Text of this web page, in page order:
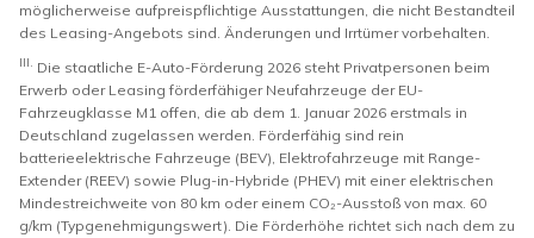
möglicherweise aufpreispflichtige Ausstattungen, die nicht Bestandteil
des Leasing-Angebots sind. Änderungen und Irrtümer vorbehalten.
III. Die staatliche E-Auto-Förderung 2026 steht Privatpersonen beim
Erwerb oder Leasing förderfähiger Neufahrzeuge der EU-
Fahrzeugklasse M1 offen, die ab dem 1. Januar 2026 erstmals in
Deutschland zugelassen werden. Förderfähig sind rein
batterieelektrische Fahrzeuge (BEV), Elektrofahrzeuge mit Range-
Extender (REEV) sowie Plug-in-Hybride (PHEV) mit einer elektrischen
Mindestreichweite von 80 km oder einem CO₂-Ausstoß von max. 60
g/km (Typgenehmigungswert). Die Förderhöhe richtet sich nach dem zu